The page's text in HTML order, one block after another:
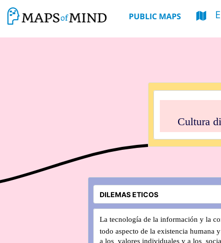
PUBLIC MAPS
La tecnología de la información y la
todo aspecto de la existencia humana
a los  valores individuales y a los
Cultura